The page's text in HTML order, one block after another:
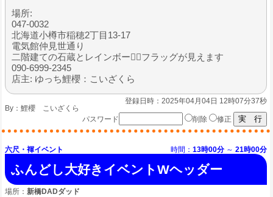
場所:
047-0032
北海道小樽市稲穂2丁目13-17
電気館仲見世通り
二階建ての石蔵とレインボー🏳️‍🌈フラッグが見えます
090-6999-2345
店主: ゆっち鯉櫻：こいざくら
登録日時：2025年04月04日 12時07分37秒
By： 鯉櫻 こいざくら
パスワード
削除 修正
六尺・褌イベント 時間： 13時00分 ～ 21時00分
ふんどし大好きイベントWヘッダー
場所： 新橋DADダッド